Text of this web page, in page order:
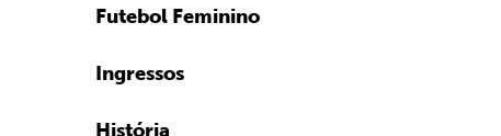
Futebol Feminino
Ingressos
História